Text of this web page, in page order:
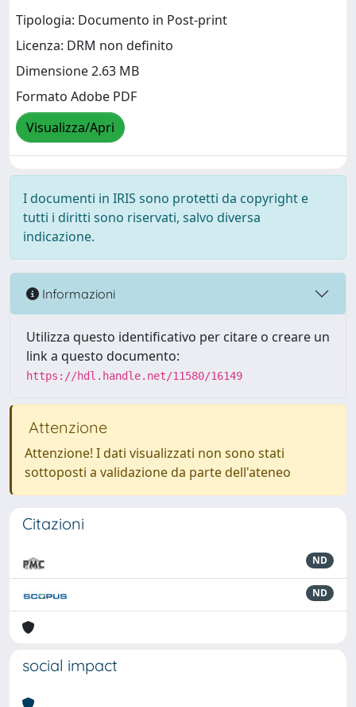
Tipologia: Documento in Post-print
Licenza: DRM non definito
Dimensione 2.63 MB
Formato Adobe PDF
Visualizza/Apri
I documenti in IRIS sono protetti da copyright e
tutti i diritti sono riservati, salvo diversa
indicazione.
Informazioni
Utilizza questo identificativo per citare o creare un
link a questo documento:
https://hdl.handle.net/11580/16149
Attenzione
Attenzione! I dati visualizzati non sono stati
sottoposti a validazione da parte dell'ateneo
Citazioni
ND
ND
social impact